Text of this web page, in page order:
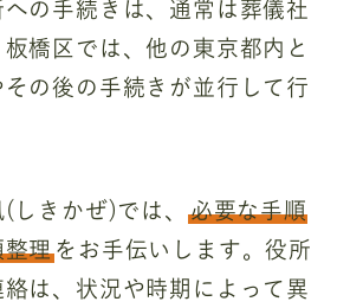
の手続きは、通常は葬儀社
橋区では、他の東京都内と
その後の手続きが並行して行
しきかぜ)では、
必要な手順
整理 をお手伝いします。役所
は、状況や時期によって異